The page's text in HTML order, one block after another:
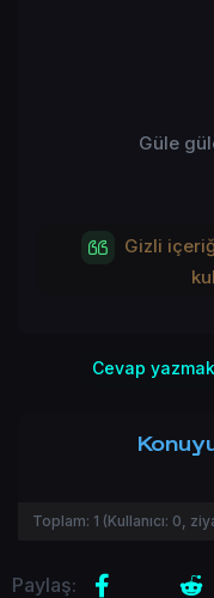
Güle
Gizli
Cevap
Toplam: 1 (Kullanıcı: 0,
Paylaş: Facebook
X